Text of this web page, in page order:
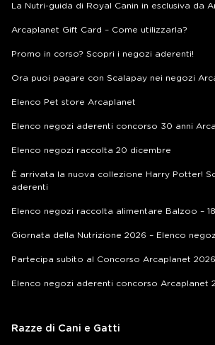
La Nutri-guida di Royal Canin in esclusiva da
Arcaplanet Gift Card – Come utilizzarla?
Promo in corso? Scopri i negozi aderenti!
Ora puoi pagare con Scalapay nei negozi
Elenco Pet store Arcaplanet
Elenco negozi aderenti concorso 30 anni
Elenco negozi raccolta 20 dicembre
È arrivata la nuova collezione Harry Potter!
aderenti
Elenco negozi raccolta alimentare Balzoo –
Giornata della Nutrizione 2026 – Elenco
Partecipa subito al Concorso Arcaplanet
Elenco negozi aderenti concorso Arcaplanet
Razze di Cani e Gatti